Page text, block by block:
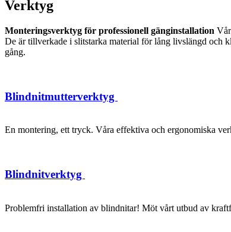
Verktyg
Monteringsverktyg för professionell gänginstallation
De är tillverkade i slitstarka material för lång livslängd och
gång.
Blindnitmutterverktyg
En montering, ett tryck. Våra effektiva och ergonomiska
Blindnitverktyg
Problemfri installation av blindnitar! Möt vårt utbud av